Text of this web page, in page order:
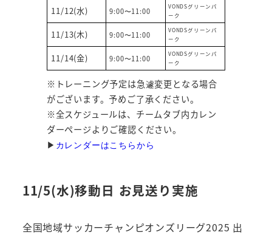
11/12(水) 9:00〜11:00
VONDSグリーンパ
ーク
11/13(木) 9:00〜11:00
VONDSグリーンパ
ーク
11/14(金) 9:00〜11:00
VONDSグリーンパ
ーク
※トレーニング予定は急遽変更となる場合
がございます。予めご了承ください。
※全スケジュールは、チームタブ内カレン
ダーページよりご確認ください。
▶︎ カレンダーはこちらから
11/5(水)移動日 お見送り実施
全国地域サッカーチャンピオンズリーグ2025 出